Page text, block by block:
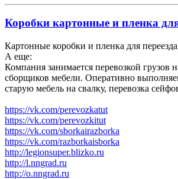
Коробки картонные и пленка для
Картонные коробки и пленка для
А еще:
Компания занимается перевозкой
сборщиков мебели. Оперативно
старую мебель на свалку, перевозка
https://vk.com/perevozkatut
https://vk.com/perevozkitut
https://vk.com/sborkairazborka
https://vk.com/razborkaisborka
http://legionsuper.blizko.ru
http://l.nngrad.ru
http://o.nngrad.ru